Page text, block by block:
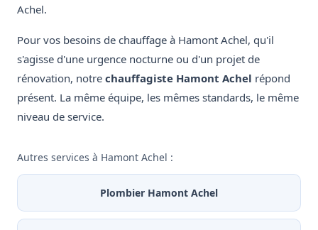
Achel.
Pour vos besoins de chauffage à Hamont Achel, qu'il
s'agisse d'une urgence nocturne ou d'un projet de
rénovation, notre chauffagiste Hamont Achel répond
présent. La même équipe, les mêmes standards, le même
niveau de service.
Autres services à Hamont Achel :
Plombier Hamont Achel